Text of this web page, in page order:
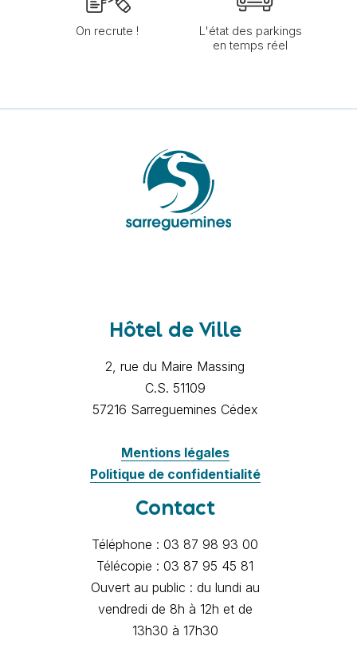
On recrute !
L'état des parkings
en temps réel
Hôtel de Ville
2, rue du Maire Massing
C.S. 51109
57216 Sarreguemines Cédex
Mentions légales
Politique de confidentialité
Contact
Téléphone : 03 87 98 93 00
Télécopie : 03 87 95 45 81
Ouvert au public : du lundi au
vendredi de 8h à 12h et de
13h30 à 17h30